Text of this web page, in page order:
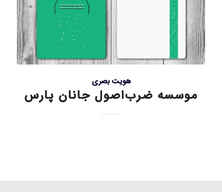
هویت بصری
موسسه ضرب‌اصول جانان پارس